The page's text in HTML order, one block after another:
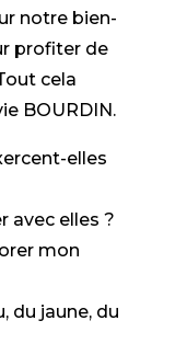
notre bien-
profiter de
cela
BOURDIN.
elles
avec elles ?
mon
du jaune, du